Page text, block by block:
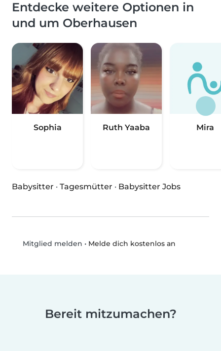
Entdecke weitere Optionen in
und um Oberhausen
Sophia Ruth Yaaba Mira
Babysitter · Tagesmütter · Babysitter Jobs
Mitglied melden • Melde dich kostenlos an
Bereit mitzumachen?